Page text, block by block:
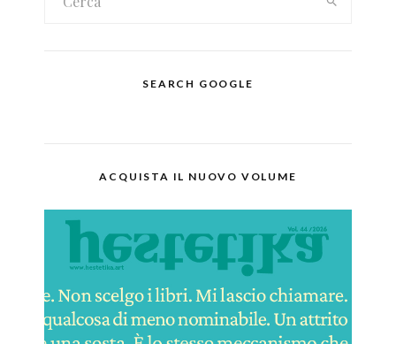
SEARCH GOOGLE
ACQUISTA IL NUOVO VOLUME